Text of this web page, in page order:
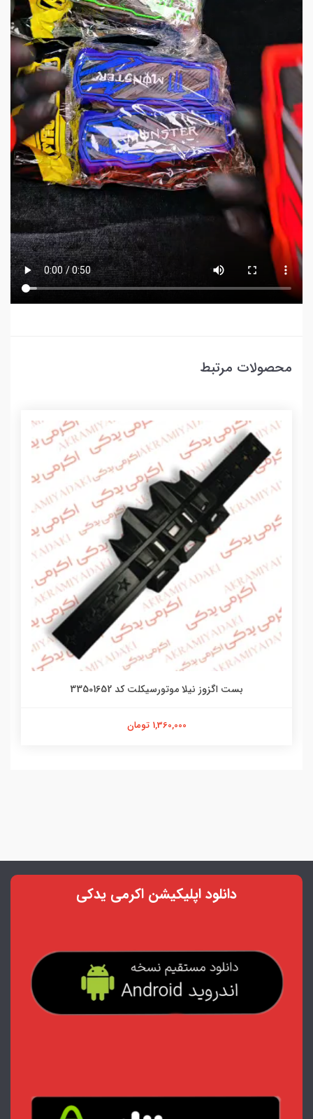
محصولات مرتبط
بست اگزوز نیلا موتورسیکلت کد 33501652
1,360,000 تومان
دانلود اپلیکیشن اکرمی یدکی